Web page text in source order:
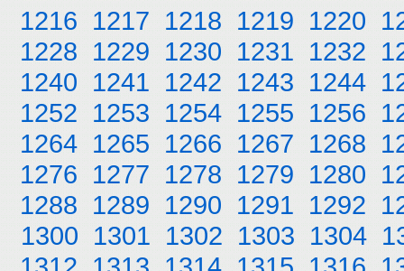
1216 1217 1218 1219 1220
1228 1229 1230 1231 1232
1240 1241 1242 1243 1244
1252 1253 1254 1255 1256
1264 1265 1266 1267 1268
1276 1277 1278 1279 1280
1288 1289 1290 1291 1292
1300 1301 1302 1303 1304